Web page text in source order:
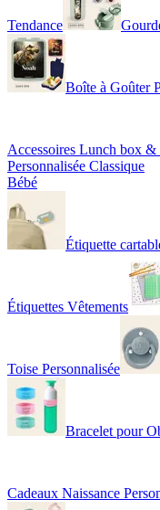
Tendance
Boîte à Goûter
Accessoires Lunch box &
Personnalisée Classique
Bébé
Étiquette
Étiquettes Vêtements
Toise Personnalisée
Bracelet pour
Cadeaux Naissance